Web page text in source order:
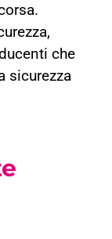
che
sicurezza